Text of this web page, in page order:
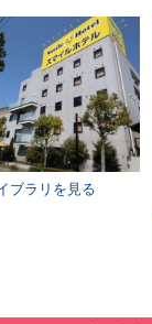
ブラリを見る